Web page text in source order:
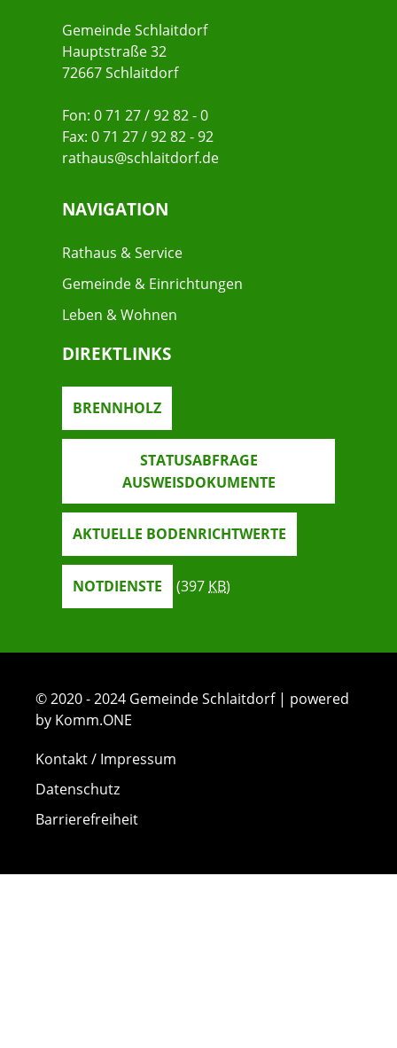
Gemeinde Schlaitdorf
Hauptstraße 32
72667 Schlaitdorf
Fon: 0 71 27 / 92 82 - 0
Fax: 0 71 27 / 92 82 - 92
rathaus@schlaitdorf.de
NAVIGATION
Rathaus & Service
Gemeinde & Einrichtungen
Leben & Wohnen
DIREKTLINKS
BRENNHOLZ
STATUSABFRAGE
AUSWEISDOKUMENTE
AKTUELLE BODENRICHTWERTE
NOTDIENSTE (397 KB)
© 2020 - 2024 Gemeinde Schlaitdorf | powered
by Komm.ONE
Kontakt / Impressum
Datenschutz
Barrierefreiheit